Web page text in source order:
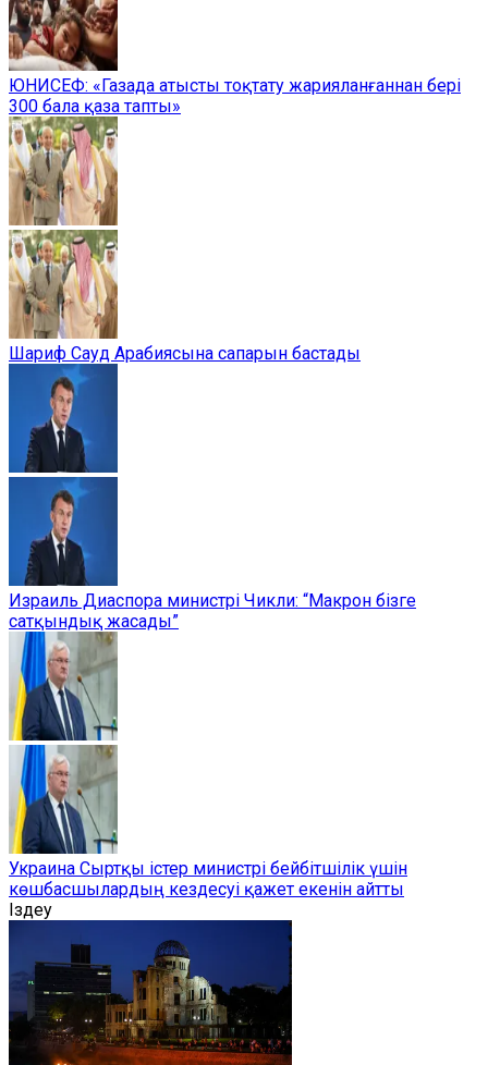
ЮНИСЕФ: «Газада атысты тоқтату жарияланғаннан бері
300 бала қаза тапты»
Шариф Сауд Арабиясына сапарын бастады
Израиль Диаспора министрі Чикли: “Макрон бізге
сатқындық жасады”
Украина Сыртқы істер министрі бейбітшілік үшін
көшбасшылардың кездесуі қажет екенін айтты
Іздеу